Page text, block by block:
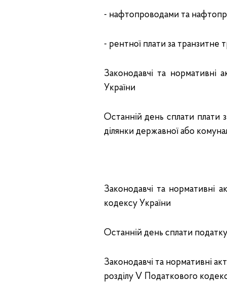
- нафтопроводами та
- рентної плати за транзитне
Законодавчі та нормативні
України
Останній день сплати плати
ділянки державної або
Законодавчі та нормативні
кодексу України
Останній день сплати
Законодавчі та нормативні
розділу V Податкового